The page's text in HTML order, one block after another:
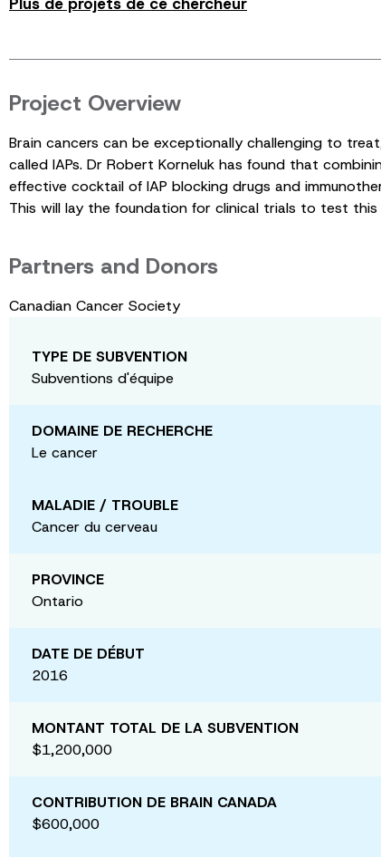
Project Overview
Brain cancers can be exceptionally challenging to
called IAPs. Dr Robert Korneluk has found that
effective cocktail of IAP blocking drugs and
This will lay the foundation for clinical trials to test
Partners and Donors
Canadian Cancer Society
TYPE DE SUBVENTION
Subventions d'équipe
DOMAINE DE RECHERCHE
Le cancer
MALADIE / TROUBLE
Cancer du cerveau
PROVINCE
Ontario
DATE DE DÉBUT
2016
MONTANT TOTAL DE LA SUBVENTION
$1,200,000
CONTRIBUTION DE BRAIN CANADA
$600,000